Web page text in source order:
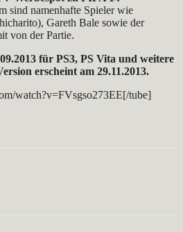
sind namenhafte Spieler wie
Gareth Bale sowie der
von der Partie.
für PS3, PS Vita und weitere
erscheint am 29.11.2013.
watch?v=FVsgso273EE[/tube]